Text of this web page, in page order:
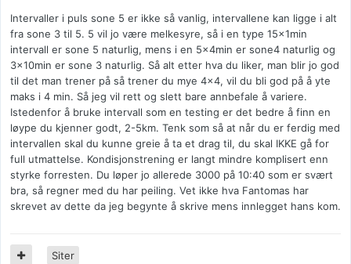
Intervaller i puls sone 5 er ikke så vanlig, intervallene kan ligge i alt
fra sone 3 til 5. 5 vil jo være melkesyre, så i en type 15x1min
intervall er sone 5 naturlig, mens i en 5x4min er sone4 naturlig og
3x10min er sone 3 naturlig. Så alt etter hva du liker, man blir jo god
til det man trener på så trener du mye 4x4, vil du bli god på å yte
maks i 4 min. Så jeg vil rett og slett bare annbefale å variere.
Istedenfor å bruke intervall som en testing er det bedre å finn en
løype du kjenner godt, 2-5km. Tenk som så at når du er ferdig med
intervallen skal du kunne greie å ta et drag til, du skal IKKE gå for
full utmattelse. Kondisjonstrening er langt mindre komplisert enn
styrke forresten. Du løper jo allerede 3000 på 10:40 som er svært
bra, så regner med du har peiling. Vet ikke hva Fantomas har
skrevet av dette da jeg begynte å skrive mens innlegget hans kom.
Siter